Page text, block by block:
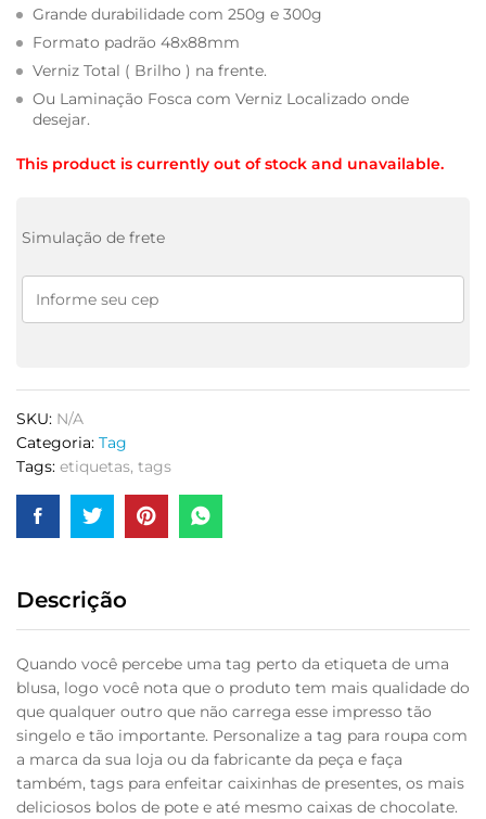
Grande durabilidade com 250g e 300g
Formato padrão 48x88mm
Verniz Total ( Brilho ) na frente.
Ou Laminação Fosca com Verniz Localizado onde
desejar.
This product is currently out of stock and unavailable.
Simulação de frete
SKU: N/A
Categoria: Tag
Tags: etiquetas, tags
Descrição
Quando você percebe uma tag perto da etiqueta de uma
blusa, logo você nota que o produto tem mais qualidade do
que qualquer outro que não carrega esse impresso tão
singelo e tão importante. Personalize a tag para roupa com
a marca da sua loja ou da fabricante da peça e faça
também, tags para enfeitar caixinhas de presentes, os mais
deliciosos bolos de pote e até mesmo caixas de chocolate.